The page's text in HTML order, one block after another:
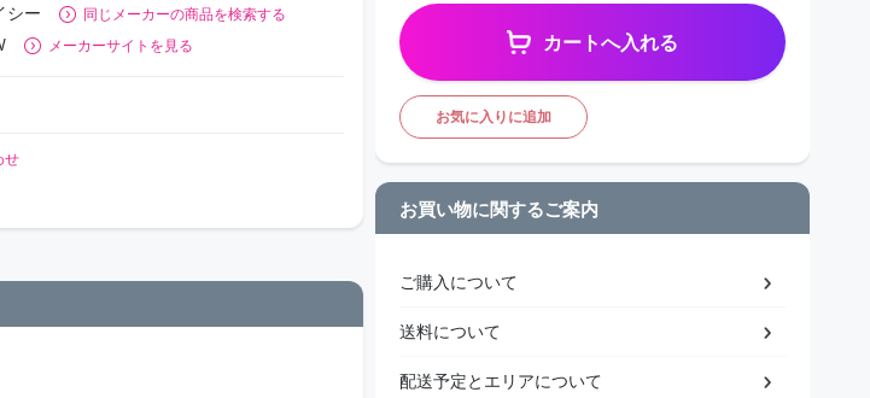
シー 同じメーカーの商品を検索する
メーカーサイトを見る
せ
カートへ入れる
お気に入りに追加
お買い物に関するご案内
ご購入について
送料について
配送予定とエリアについて